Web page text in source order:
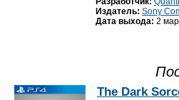
Издатель: Sony
Дата выхода: 2
The Dark